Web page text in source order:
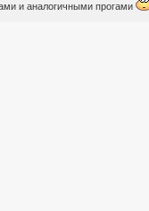
и аналогичными прогами